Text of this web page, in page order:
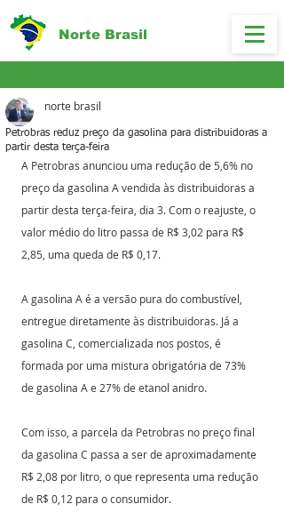
Norte Brasil
Petrobras reduz preço da gasolina para distribuidoras a
partir desta terça-feira
norte brasil
A Petrobras anunciou uma redução de 5,6% no
preço da gasolina A vendida às distribuidoras a
partir desta terça-feira, dia 3. Com o reajuste, o
valor médio do litro passa de R$ 3,02 para R$
2,85, uma queda de R$ 0,17.
A gasolina A é a versão pura do combustível,
entregue diretamente às distribuidoras. Já a
gasolina C, comercializada nos postos, é
formada por uma mistura obrigatória de 73%
de gasolina A e 27% de etanol anidro.
Com isso, a parcela da Petrobras no preço final
da gasolina C passa a ser de aproximadamente
R$ 2,08 por litro, o que representa uma redução
de R$ 0,12 para o consumidor.